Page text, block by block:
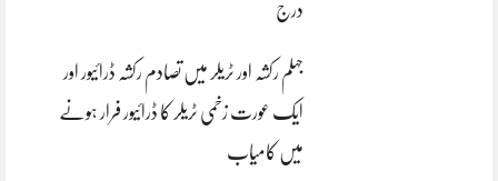
درج
جہلم رکشہ اور ٹریلر میں تصادم رکشہ ڈرائیور اور
ایک عورت زخمی ٹریلر کا ڈرائیور فرار ہونے
میں کامیاب